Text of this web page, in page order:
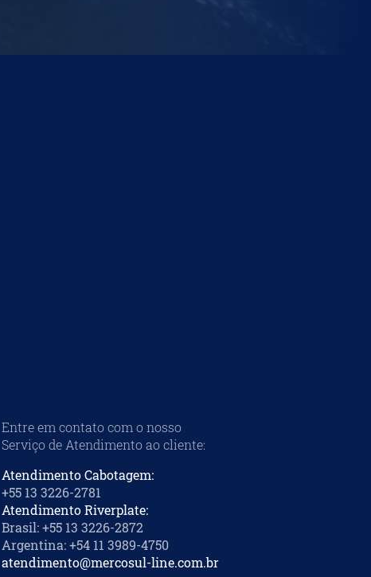
Entre em contato com o nosso
Serviço de Atendimento ao cliente:
Atendimento Cabotagem:
+55 13 3226-2781
Atendimento Riverplate:
Brasil: +55 13 3226-2872
Argentina: +54 11 3989-4750
atendimento@mercosul-line.com.br